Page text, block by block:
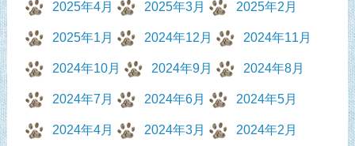
2025年4月 2025年3月 2025年2月
2025年1月 2024年12月 2024年11月
2024年10月 2024年9月 2024年8月
2024年7月 2024年6月 2024年5月
2024年4月 2024年3月 2024年2月